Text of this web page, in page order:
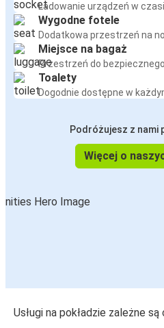
Ładowanie urządzeń w
Wygodne fotele
Dodatkowa przestrzeń na
Miejsce na bagaż
Przestrzeń do
Toalety
Dogodnie dostępne w
Podróżujesz z nami
Więcej o
Usługi na pokładzie zależne